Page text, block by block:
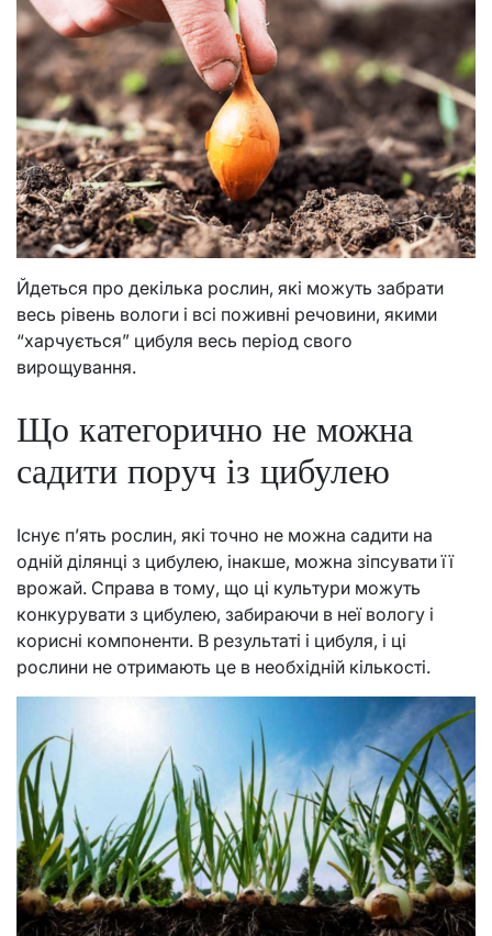
Йдеться про декілька рослин, які можуть забрати
весь рівень вологи і всі поживні речовини, якими
“харчується” цибуля весь період свого
вирощування.
Що категорично не можна
садити поруч із цибулею
Існує п’ять рослин, які точно не можна садити на
одній ділянці з цибулею, інакше, можна зіпсувати її
врожай. Справа в тому, що ці культури можуть
конкурувати з цибулею, забираючи в неї вологу і
корисні компоненти. В результаті і цибуля, і ці
рослини не отримають це в необхідній кількості.